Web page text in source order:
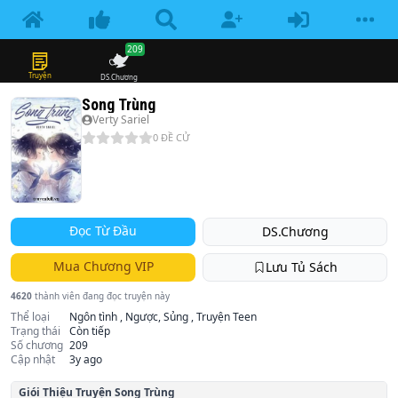
Truyện DS.Chương
209
Song Trùng
Verty Sariel
0 ĐỀ CỬ
Đọc Từ Đầu DS.Chương
Mua Chương VIP Lưu Tủ Sách
4620 thành viên đang đọc truyện này
Thể loại
Ngôn tình , Ngược, Sủng , Truyện Teen
Trạng thái
Còn tiếp
Số chương 209
Cập nhật
3y ago
Giói Thiệu Truyện Song Trùng